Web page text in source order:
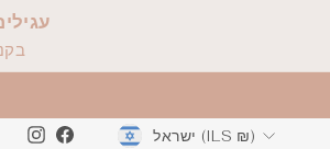
Instagram
Facebook ישראל (ILS ₪)